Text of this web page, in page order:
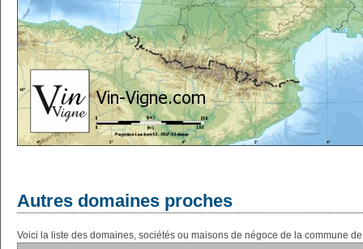
Autres domaines proches
Voici la liste des domaines, sociétés ou maisons de négoce de la commune